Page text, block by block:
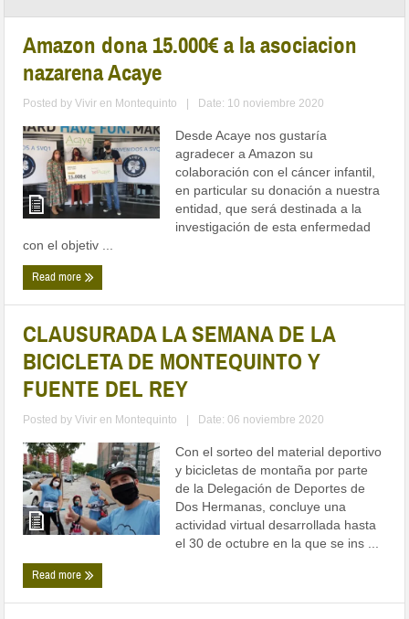
Amazon dona 15.000€ a la asociacion
nazarena Acaye
Posted byVivir en Montequinto Date: 10 noviembre 2020
Desde Acaye nos gustaría
agradecer a Amazon su
colaboración con el cáncer infantil,
en particular su donación a nuestra
entidad, que será destinada a la
investigación de esta enfermedad
con el objetiv ...
Read more
CLAUSURADA LA SEMANA DE LA
BICICLETA DE MONTEQUINTO Y
FUENTE DEL REY
Posted byVivir en Montequinto Date: 06 noviembre 2020
Con el sorteo del material deportivo
y bicicletas de montaña por parte
de la Delegación de Deportes de
Dos Hermanas, concluye una
actividad virtual desarrollada hasta
el 30 de octubre en la que se ins ...
Read more